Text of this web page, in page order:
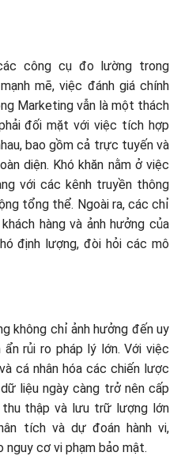
công cụ đo lường trong
mẽ, việc đánh giá chính
Marketing vẫn là một thách
đối mặt với việc tích hợp
bao gồm cả trực tuyến và
diện. Khó khăn nằm ở việc
với các kênh truyền thông
tổng thể. Ngoài ra, các chỉ
hàng và ảnh hưởng của
định lượng, đòi hỏi các mô
không chỉ ảnh hưởng đến uy
rủi ro pháp lý lớn. Với việc
cá nhân hóa các chiến lược
liệu ngày càng trở nên cấp
thu thập và lưu trữ lượng lớn
tích và dự đoán hành vi,
cơ vi phạm bảo mật.